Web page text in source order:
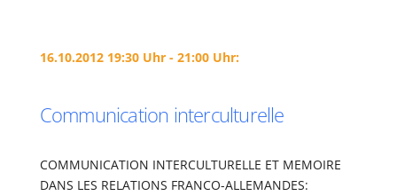
16.10.2012 19:30 Uhr - 21:00 Uhr:
Communication interculturelle
COMMUNICATION INTERCULTURELLE ET MEMOIRE
DANS LES RELATIONS FRANCO-ALLEMANDES: